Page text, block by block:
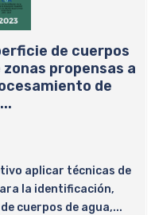
de cuerpos
propensas a
de
aplicar técnicas de
la identificación,
cuerpos de agua,...